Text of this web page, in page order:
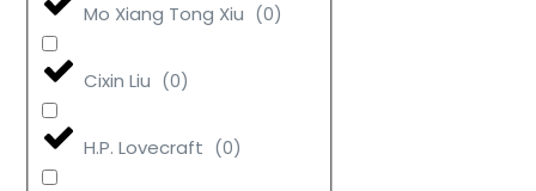
Mo Xiang Tong Xiu (0)
Cixin Liu (0)
H.P. Lovecraft (0)